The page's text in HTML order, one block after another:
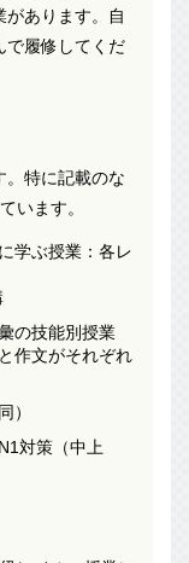
があります。自
で履修してくだ
。特に記載のな
います。
学ぶ授業：各レ
の技能別授業
作文がそれぞれ
）
対策（中上